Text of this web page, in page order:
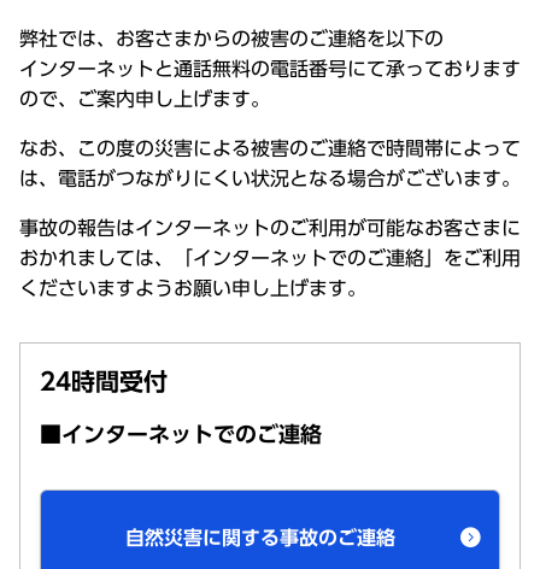
弊社では、お客さまからの被害のご連絡を 以下の
インターネットと通話無料の電話番号にて承っております
ので、ご案内申 し上げます。
なお、この度の災害による被害のご連絡で時間帯によって
は、 電話がつながりにくい状況となる場合がございます。
事故の報告はインターネットのご利用が可能なお客さまに
おかれましては、「 インターネットでのご連絡 」をご利用
くださいますようお願い申し上げます。
24時間受付
■インターネットでのご連絡
自然災害に関する事故のご連絡